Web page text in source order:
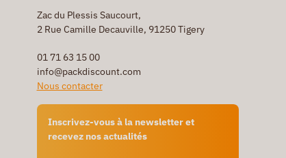
Zac du Plessis Saucourt,
2 Rue Camille Decauville, 91250 Tigery
01 71 63 15 00
info@packdiscount.com
Nous contacter
Inscrivez-vous à la newsletter et
recevez nos actualités